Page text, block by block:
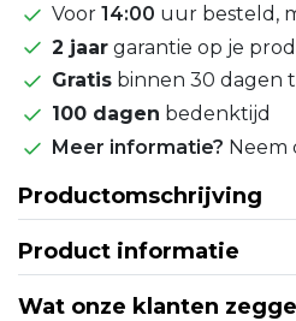
Voor 14:00 uur besteld,
2 jaar garantie op je
Gratis binnen 30 dagen
100 dagen bedenktijd
Meer informatie? Neem
Productomschrijving
Product informatie
Wat onze klanten